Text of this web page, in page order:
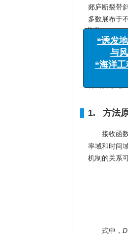
郯庐断裂带
多数展布于
[1-3]。
安徽地
地区取得了
研究大多集
得到安徽地
1. 方法
接收函
率域和时间
机制的关系
式中， D